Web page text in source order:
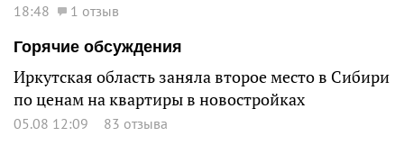
18:48
1 отзыв
Горячие обсуждения
Иркутская область заняла второе место в Сибири
по ценам на квартиры в новостройках
05.08 12:09 83 отзыва